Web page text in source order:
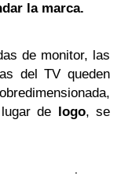
la marca.
de monitor, las
del TV queden
de logo, se